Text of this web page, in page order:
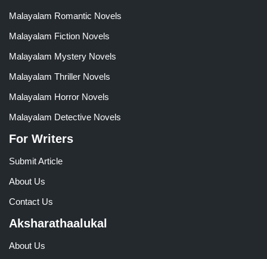
Malayalam Romantic Novels
Malayalam Fiction Novels
Malayalam Mystery Novels
Malayalam Thriller Novels
Malayalam Horror Novels
Malayalam Detective Novels
For Writers
Submit Article
About Us
Contact Us
Aksharathaalukal
About Us